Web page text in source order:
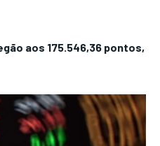
aos 175.546,36 pontos,